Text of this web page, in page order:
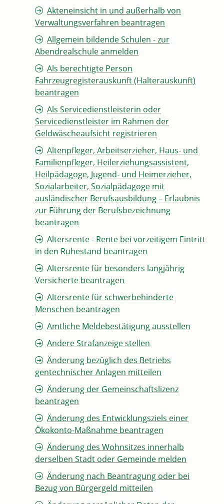
Akteneinsicht in und außerhalb von
Verwaltungsverfahren beantragen
Allgemein bildende Schulen - zur
Abendrealschule anmelden
Als berechtigte Person
Fahrzeugregisterauskunft (Halterauskunft)
beantragen
Als Servicedienstleisterin oder
Servicedienstleister im Rahmen der
Geldwäscheaufsicht registrieren
Altenpfleger, Arbeitserzieher, Haus- und
Familienpfleger, Heilerziehungsassistent,
Heilpädagoge, Jugend- und Heimerzieher,
Sozialarbeiter, Sozialpädagoge mit
ausländischer Berufsausbildung – Erlaubnis
zur Führung der Berufsbezeichnung
beantragen
Altersrente - Rente bei vorzeitigem Eintritt
in den Ruhestand beantragen
Altersrente für besonders langjährig
Versicherte beantragen
Altersrente für schwerbehinderte
Menschen beantragen
Amtliche Meldebestätigung ausstellen
Andere Strafanzeige stellen
Änderung bezüglich des Betriebs
gentechnischer Anlagen mitteilen
Änderung der Gemeinschaftslizenz
beantragen
Änderung des Entwicklungsziels einer
Ökokonto-Maßnahme beantragen
Änderung des Wohnsitzes innerhalb
derselben Stadt oder Gemeinde melden
Änderung nach Beantragung oder bei
Bezug von Bürgergeld mitteilen